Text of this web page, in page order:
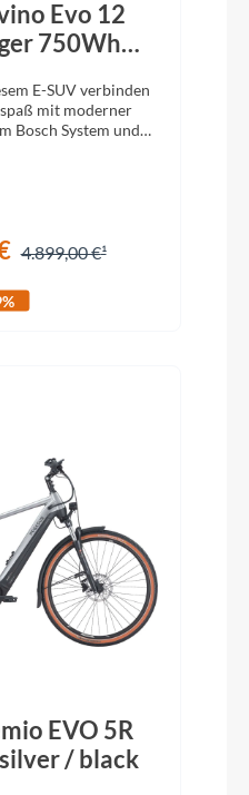
Evo 12
750Wh
E-SUV verbinden
mit moderner
Bosch System und
4.899,00 €
EVO 5R
/ black